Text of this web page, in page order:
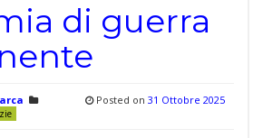
di guerra
Posted on 31 Ottobre 2025